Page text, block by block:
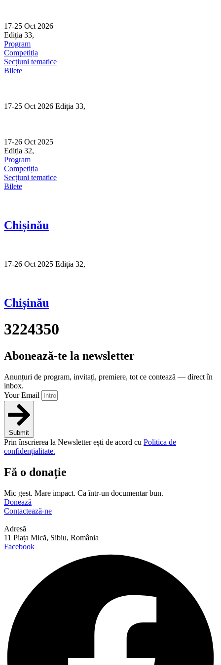
content
17-25 Oct 2026
Ediția 33,
Program
Competiția
Secțiuni tematice
Bilete
17-25 Oct 2026 Ediția 33,
17-26 Oct 2025
Ediția 32,
Program
Competiția
Secțiuni tematice
Bilete
Chișinău
17-26 Oct 2025 Ediția 32,
Chișinău
3224350
Abonează-te la newsletter
Anunțuri de program, invitați, premiere, tot ce contează — direct în
inbox.
Your Email
Submit
Prin înscrierea la Newsletter ești de acord cu Politica de
confidențialitate.
Fă o donație
Mic gest. Mare impact. Ca într-un documentar bun.
Donează
Contactează-ne
Adresă
11 Piața Mică, Sibiu, România
Facebook